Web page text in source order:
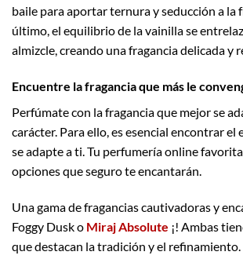
baile para aportar ternura y seducción a la
último, el equilibrio de la vainilla se
almizcle, creando una fragancia delicada y
Encuentre la fragancia que más le
Perfúmate con la fragancia que mejor se
carácter. Para ello, es esencial encontrar el
se adapte a ti. Tu perfumería online
opciones que seguro te encantarán.
Una gama de fragancias cautivadoras y
Foggy Dusk o Miraj Absolute ¡! Ambas
que destacan la tradición y el refinamiento.